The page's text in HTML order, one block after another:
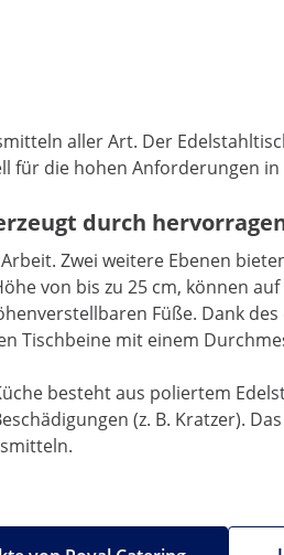
aller Art. Der
für die hohen Anforderungen
durch
Zwei weitere Ebenen
von bis zu 25 cm, können
Füße. Dank
Tischbeine mit einem
besteht aus poliertem
(z. B. Kratzer).